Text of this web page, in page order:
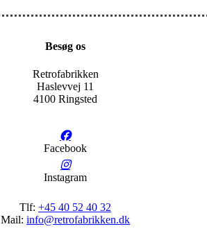
Besøg os
Retrofabrikken
Haslevvej 11
4100 Ringsted
Facebook
Instagram
Tlf: +45 40 52 40 32
Mail: info@retrofabrikken.dk